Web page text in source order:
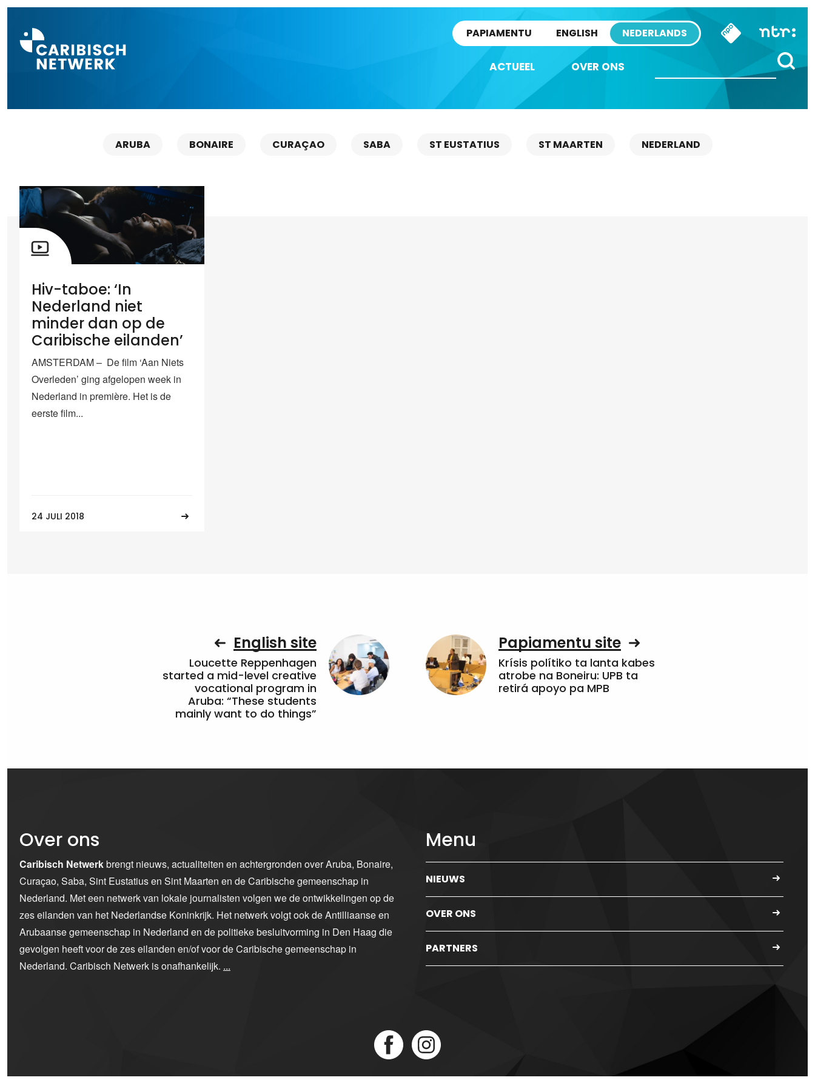
PAPIAMENTU ENGLISH NEDERLANDS
ACTUEEL OVER ONS
ARUBA BONAIRE CURAÇAO SABA ST EUSTATIUS ST MAARTEN NEDERLAND
Hiv-taboe: ‘In
Nederland niet
minder dan op de
Caribische eilanden’
AMSTERDAM – De film ‘Aan Niets
Overleden’ ging afgelopen week in
Nederland in première. Het is de
eerste film...
24 JULI 2018
English site
Loucette Reppenhagen
started a mid-level creative
vocational program in
Aruba: “These students
mainly want to do things”
Papiamentu site
Krísis polítiko ta lanta kabes
atrobe na Boneiru: UPB ta
retirá apoyo pa MPB
Over ons
Caribisch Netwerkbrengt nieuws, actualiteiten en achtergronden over Aruba, Bonaire,
Curaçao, Saba, Sint Eustatius en Sint Maarten en de Caribische gemeenschap in
Nederland. Met een netwerk van lokale journalisten volgen we de ontwikkelingen op de
zes eilanden van het Nederlandse Koninkrijk. Het netwerk volgt ook de Antilliaanse en
Arubaanse gemeenschap in Nederland en de politieke besluitvorming in Den Haag die
gevolgen heeft voor de zes eilanden en/of voor de Caribische gemeenschap in
Nederland. Caribisch Netwerk is onafhankelijk. ...
Menu
NIEUWS
OVER ONS
PARTNERS